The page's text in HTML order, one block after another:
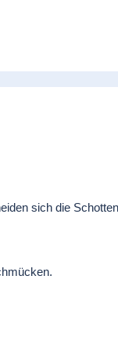
sich die